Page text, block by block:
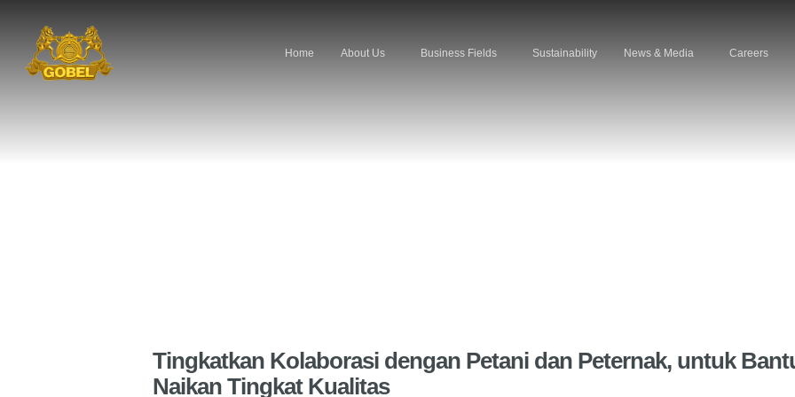
Home About Us Business Fields Sustainability News & Media Careers
Tingkatkan Kolaborasi dengan Petani dan Peternak, untuk
Naikan Tingkat Kualitas